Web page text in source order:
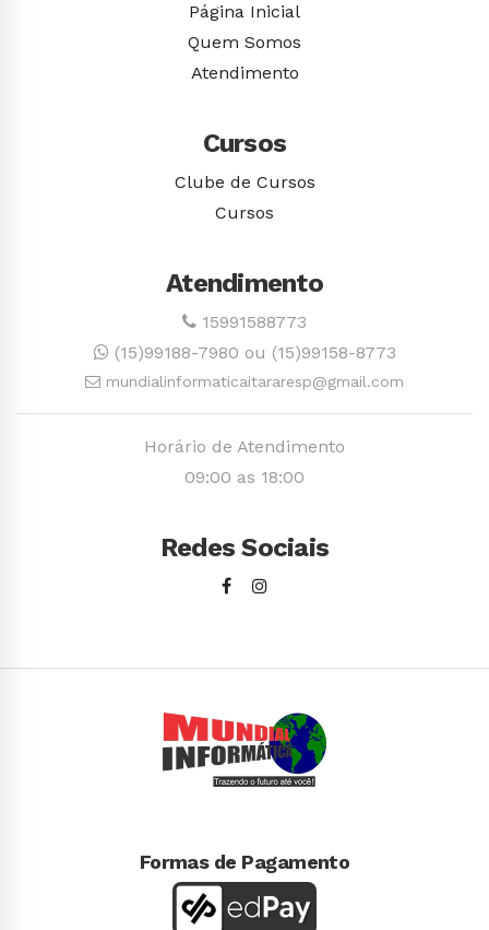
Página Inicial
Quem Somos
Atendimento
Cursos
Clube de Cursos
Cursos
Atendimento
15991588773
(15)99188-7980 ou (15)99158-8773
mundialinformaticaitararesp@gmail.com
Horário de Atendimento
09:00 as 18:00
Redes Sociais
Formas de Pagamento